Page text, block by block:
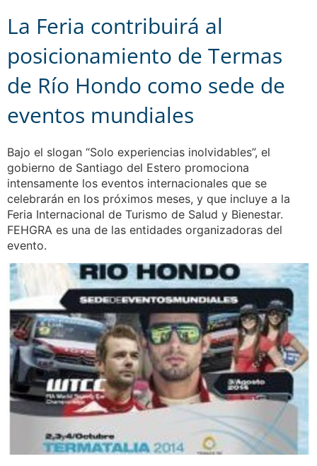
La Feria contribuirá al
posicionamiento de Termas
de Río Hondo como sede de
eventos mundiales
Bajo el slogan “Solo experiencias inolvidables”, el
gobierno de Santiago del Estero promociona
intensamente los eventos internacionales que se
celebrarán en los próximos meses, y que incluye a la
Feria Internacional de Turismo de Salud y Bienestar.
FEHGRA es una de las entidades organizadoras del
evento.